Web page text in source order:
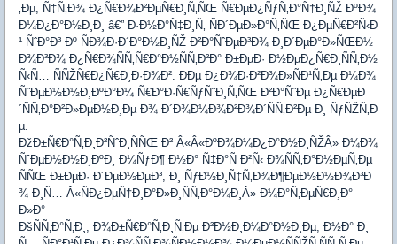
‚Ðµ, Ñ‡Ñ‚Ð¾ Ð¿Ñ€Ð¾Ð²ÐµÑ€Ð¸Ñ‚ÑŒ Ñ€ÐµÐ¿ÑƒÑ‚Ð°Ñ†Ð¸ÑŽ ÐºÐ¾
Ð¼Ð¿Ð°Ð½Ð¸Ð¸ â€” Ð·Ð½Ð°Ñ‡Ð¸Ñ‚ ÑÐ´ÐµÐ»Ð°Ñ‚ÑŒ Ð¿ÐµÑ€Ð²Ñ‹Ð
¹ ÑˆÐ°Ð³ Ðº ÑÐ¾Ð·Ð´Ð°Ð½Ð¸ÑŽ Ð²Ð°ÑˆÐµÐ³Ð¾ Ð¸Ð´ÐµÐ°Ð»ÑŒÐ½
Ð¾Ð³Ð¾ Ð¿Ñ€Ð¾ÑÑ‚Ñ€Ð°Ð½ÑÑ‚Ð²Ð° Ð±ÐµÐ· Ð½ÐµÐ¿Ñ€Ð¸ÑÑ‚Ð½
Ñ‹Ñ… ÑÑŽÑ€Ð¿Ñ€Ð¸Ð·Ð¾Ð². ÐÐµ Ð¿Ð¾Ð·Ð²Ð¾Ð»ÑÐ¹Ñ‚Ðµ Ð¼Ð¾
ÑˆÐµÐ½Ð½Ð¸ÐºÐ°Ð¼ Ñ€Ð°Ð·Ñ€ÑƒÑˆÐ¸Ñ‚ÑŒ Ð²Ð°ÑˆÐµ Ð¿Ñ€ÐµÐ
´ÑÑ‚Ð°Ð²Ð»ÐµÐ½Ð¸Ðµ Ð¾ Ð´Ð¾Ð¼Ð¾Ð²Ð¾Ð´ÑÑ‚Ð²Ðµ Ð¸ ÑƒÑŽÑ‚Ð
µ.
ÐžÐ±Ñ€Ð°Ñ‚Ð¸Ð²ÑˆÐ¸ÑÑŒ Ð² Â«Â«ÐºÐ¾Ð¼Ð¿Ð°Ð½Ð¸ÑŽÂ» Ð¼Ð¾
ÑˆÐµÐ½Ð½Ð¸ÐºÐ¸ Ð¼ÑƒÐ¶ Ð½Ð° Ñ‡Ð°Ñ Ð²Ñ‹ Ð¾ÑÑ‚Ð°Ð½ÐµÑ‚Ðµ
ÑÑŒ Ð±ÐµÐ· Ð´ÐµÐ½ÐµÐ³, Ð¸ ÑƒÐ½Ð¸Ñ‡Ñ‚Ð¾Ð¶ÐµÐ½Ð½Ð¾Ð³Ð
¾ Ð¸Ñ… Â«ÑÐ¿ÐµÑ†Ð¸Ð°Ð»Ð¸ÑÑ‚Ð°Ð¼Ð¸Â» Ð¼Ð°Ñ‚ÐµÑ€Ð¸Ð°
Ð»Ð°
ÐšÑÑ‚Ð°Ñ‚Ð¸, Ð¾Ð±Ñ€Ð°Ñ‚Ð¸Ñ‚Ðµ Ð²Ð½Ð¸Ð¼Ð°Ð½Ð¸Ðµ, Ð½Ð° Ð¸